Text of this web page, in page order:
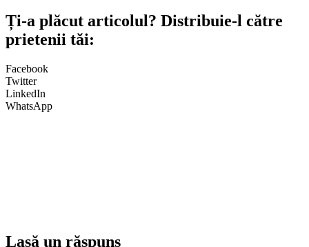
Ți-a plăcut articolul? Distribuie-l către
prietenii tăi:
Facebook
Twitter
LinkedIn
WhatsApp
Lasă un răspuns